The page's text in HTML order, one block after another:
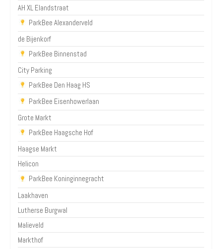
AH XL Elandstraat
ParkBee Alexanderveld
de Bijenkorf
ParkBee Binnenstad
City Parking
ParkBee Den Haag HS
ParkBee Eisenhowerlaan
Grote Markt
ParkBee Haagsche Hof
Haagse Markt
Helicon
ParkBee Koninginnegracht
Laakhaven
Lutherse Burgwal
Malieveld
Markthof